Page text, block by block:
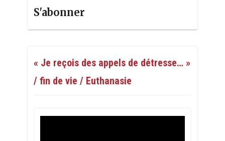
S'abonner
« Je reçois des appels de détresse… »
/ fin de vie / Euthanasie